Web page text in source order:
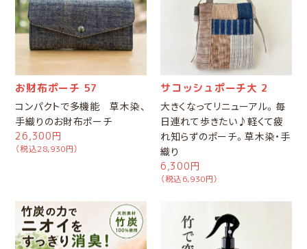
お財布ポーチ 57
コンパクトで多機能 草木染、
手織りのお財布ポーチ
26,300円
（税込28,930円）
サコッシュポーチ大 2
大きくなってリニューアル。毎
日連れて歩きたい♪軽くて疲
れ知らずのポーチ。草木染・手
織り
6,300円
（税込6,930円）